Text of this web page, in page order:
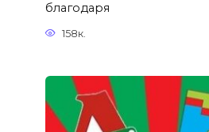
благодаря
158к.